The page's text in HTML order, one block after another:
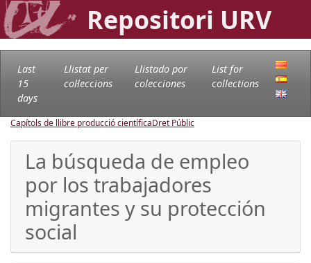
Repositori URV
Last
15
days
Llistat per
col·leccions
Llistado por
colecciones
List for
collections
Capítols de llibre producció científicaDret Públic
La búsqueda de empleo
por los trabajadores
migrantes y su protección
social